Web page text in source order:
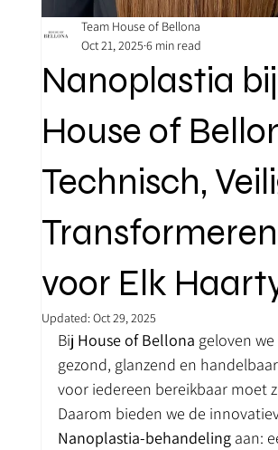
Nanoplastia bij
House of
Technisch,
voor Elk
Team House of Bellona
Oct 21, 2025 6 min read
Updated:Oct 29, 2025
Bij House of Bellona geloven
gezond, glanzend en
voor iedereen bereikbaar moet
Daarom bieden we de
Nanoplastia-behandeling aan: